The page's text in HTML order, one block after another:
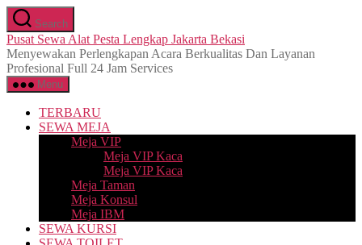
Skip
to
the
content
Search
Pusat Sewa Alat Pesta Lengkap Jakarta Bekasi
Menyewakan Perlengkapan Acara Berkualitas Dan Layanan
Profesional Full 24 Jam Services
Menu
TERBARU
SEWA MEJA
Meja VIP
Meja VIP Kaca
Meja VIP Kaca
Meja Taman
Meja Konsul
Meja IBM
SEWA KURSI